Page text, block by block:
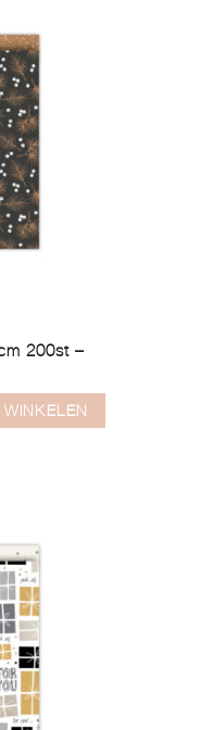
200st –
WINKELEN